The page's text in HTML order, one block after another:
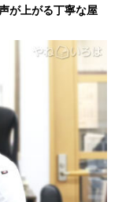
が上がる丁寧な屋